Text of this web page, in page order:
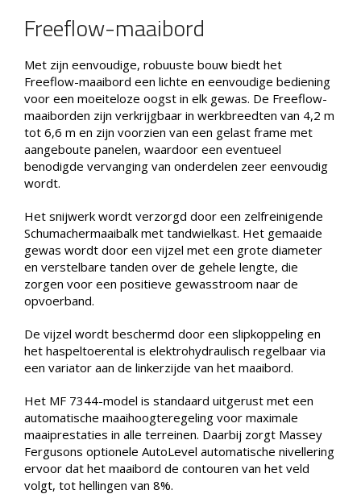
Freeflow-maaibord
Met zijn eenvoudige, robuuste bouw biedt het
Freeflow-maaibord een lichte en eenvoudige bediening
voor een moeiteloze oogst in elk gewas. De Freeflow-
maaiborden zijn verkrijgbaar in werkbreedten van 4,2 m
tot 6,6 m en zijn voorzien van een gelast frame met
aangeboute panelen, waardoor een eventueel
benodigde vervanging van onderdelen zeer eenvoudig
wordt.
Het snijwerk wordt verzorgd door een zelfreinigende
Schumachermaaibalk met tandwielkast. Het gemaaide
gewas wordt door een vijzel met een grote diameter
en verstelbare tanden over de gehele lengte, die
zorgen voor een positieve gewasstroom naar de
opvoerband.
De vijzel wordt beschermd door een slipkoppeling en
het haspeltoerental is elektrohydraulisch regelbaar via
een variator aan de linkerzijde van het maaibord.
Het MF 7344-model is standaard uitgerust met een
automatische maaihoogteregeling voor maximale
maaiprestaties in alle terreinen. Daarbij zorgt Massey
Fergusons optionele AutoLevel automatische nivellering
ervoor dat het maaibord de contouren van het veld
volgt, tot hellingen van 8%.